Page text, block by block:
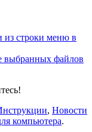
из строки меню в
выбранных файлов
, Новости
компьютера.